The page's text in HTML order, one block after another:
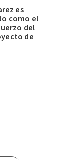
es
como el
del
de